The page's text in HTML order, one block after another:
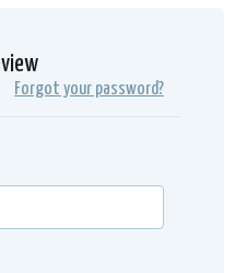
Forgot your password?